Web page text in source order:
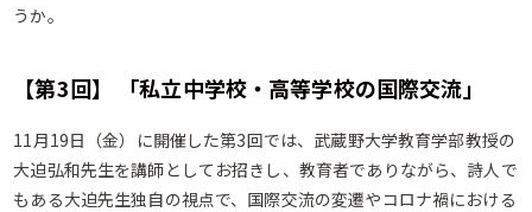
うか。
【第3回】 「私立中学校・高等学校の国際交流」
11月19日（金）に開催した第3回では、武蔵野大学教育学部教授の
大迫弘和先生を講師としてお招きし、教育者でありながら、詩人で
もある大迫先生独自の視点で、国際交流の変遷やコロナ禍における